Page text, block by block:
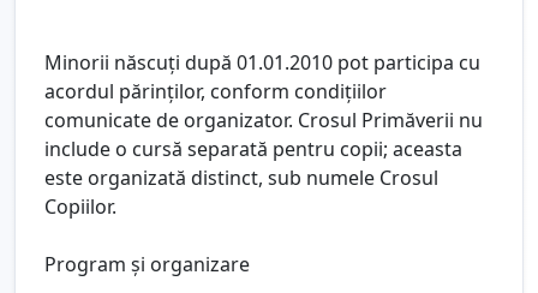
Minorii născuți după 01.01.2010 pot participa cu
acordul părinților, conform condițiilor
comunicate de organizator. Crosul Primăverii nu
include o cursă separată pentru copii; aceasta
este organizată distinct, sub numele Crosul
Copiilor.
Program și organizare